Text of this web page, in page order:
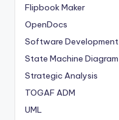
Flipbook Maker
OpenDocs
Software Development
State Machine Diagram
Strategic Analysis
TOGAF ADM
UML